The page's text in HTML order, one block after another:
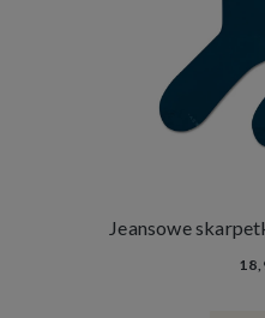
Jeansowe